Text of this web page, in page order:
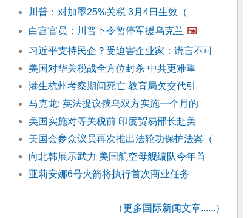
川普：对加墨25%关税 3月4日生效（
白宫官员：川普下令暂停军援乌克兰 🖼️
习近平支持民企？受迫害企业家：谎言不可
美国对华关税战全方位封杀 中共更难重
港生杭州考察期间死亡 教育局欠交代引
马克龙: 英法提议俄乌双方实施一个月的
美国实施对等关税前 印度贸易部长赴美
美国会参众议员再次推出法轮功保护法案（
向北韩展示武力 美国航空母舰编队今年首
亚莉安娜6号火箭将执行首次商业任务
（更多国际新闻文章......）